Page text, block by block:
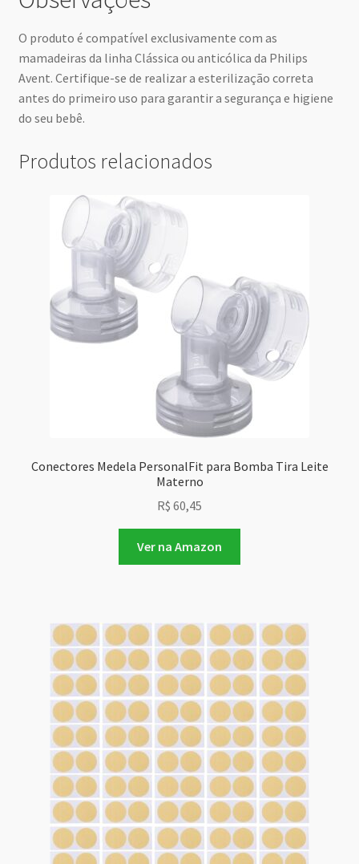
O produto é compatível exclusivamente com as
mamadeiras da linha Clássica ou anticólica da Philips
Avent. Certifique-se de realizar a esterilização correta
antes do primeiro uso para garantir a segurança e higiene
do seu bebê.
Produtos relacionados
Conectores Medela PersonalFit para Bomba Tira Leite
Materno
R$ 60,45
Ver na Amazon